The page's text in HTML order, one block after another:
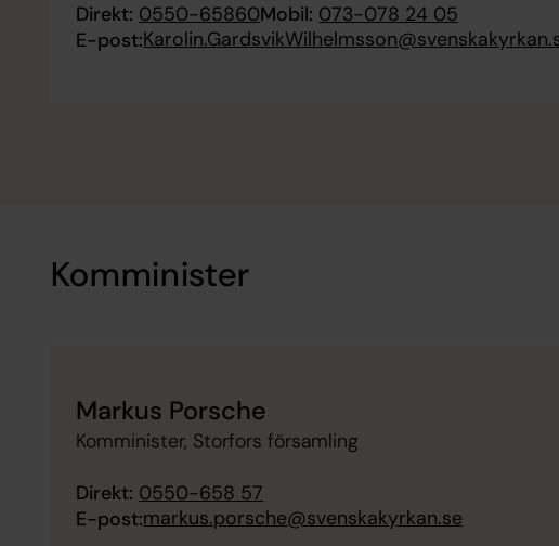
Direkt: 0550-65860Mobil: 073-078 24 05
E-post:
Komminister
Markus Porsche
Komminister, Storfors församling
Direkt: 0550-658 57
E-post:markus.porsche@svenskakyrkan.se